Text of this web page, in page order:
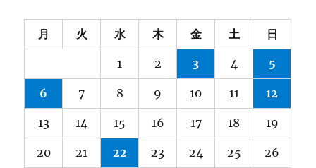
月 火 水 木 金 土 日
1 2 3 4 5
6 7 8 9 10 11 12
13 14 15 16 17 18 19
20 21 22 23 24 25 26